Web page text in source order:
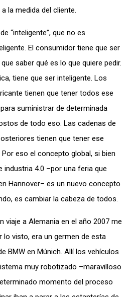
la medida del cliente.
“inteligente”, que no es
El consumidor tiene que ser
saber qué es lo que quiere pedir.
tiene que ser inteligente. Los
tienen que tener todos ese
suministrar de determinada
de todo eso. Las cadenas de
tienen que tener ese
eso el concepto global, si bien
industria 4.0 –por una feria que
Hannover– es un nuevo concepto
es cambiar la cabeza de todos.
viaje a Alemania en el año 2007 me
lo visto, era un germen de esta
BMW en Múnich. Allí los vehículos
muy robotizado –maravilloso
momento del proceso